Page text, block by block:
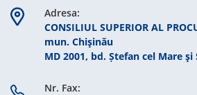
Adresa:
CONSILIUL SUPERIOR AL
mun. Chişinău
MD 2001, bd. Ștefan cel Mare şi
Nr. Fax: